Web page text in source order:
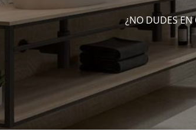
¿NO DUDES EN